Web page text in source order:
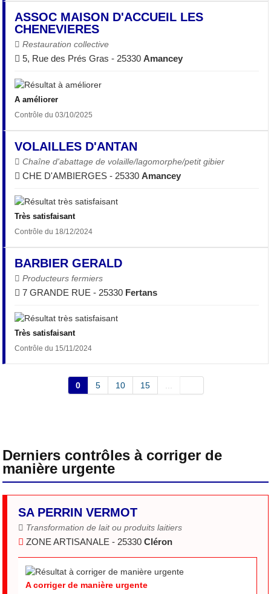
ASSOC MAISON D'ACCUEIL LES
CHENEVIERES
Restauration collective
5, Rue des Prés Gras - 25330Amancey
A améliorer
Contrôle du 03/10/2025
VOLAILLES D'ANTAN
Chaîne d'abattage de volaille/lagomorphe/petit gibier
CHE D'AMBIERGES - 25330Amancey
Très satisfaisant
Contrôle du 18/12/2024
BARBIER GERALD
Producteurs fermiers
7 GRANDE RUE - 25330 Fertans
Très satisfaisant
Contrôle du 15/11/2024
0 5 10 15
Derniers contrôles à corriger de
manière urgente
SA PERRIN VERMOT
Transformation de lait ou produits laitiers
ZONE ARTISANALE - 25330Cléron
A corriger de manière urgente